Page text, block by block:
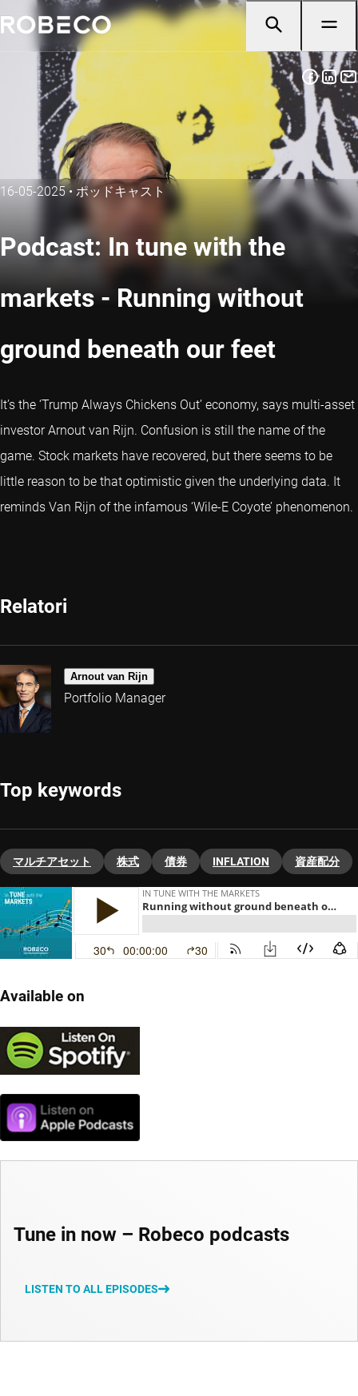
16-05-2025• ポッドキャスト
Podcast: In tune with the
markets - Running without
ground beneath our feet
It’s the ‘Trump Always Chickens Out’ economy, says multi-asset
investor Arnout van Rijn. Confusion is still the name of the
game. Stock markets have recovered, but there seems to be
little reason to be that optimistic given the underlying data. It
reminds Van Rijn of the infamous ‘Wile-E Coyote’ phenomenon.
Relatori
Arnout van Rijn
Portfolio Manager
Top keywords
マルチアセット 株式 債券 INFLATION 資産配分
Available on
Tune in now – Robeco podcasts
LISTEN TO ALL EPISODES